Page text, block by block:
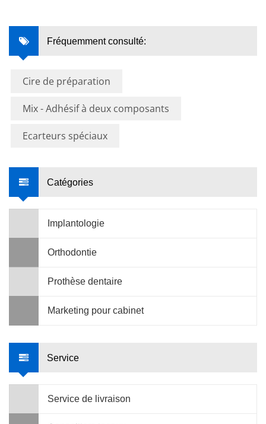
Fréquemment consulté:
Cire de préparation
Mix - Adhésif à deux composants
Ecarteurs spéciaux
Catégories
Implantologie
Orthodontie
Prothèse dentaire
Marketing pour cabinet
Service
Service de livraison